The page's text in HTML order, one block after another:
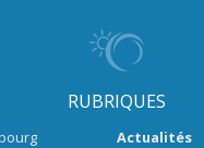
RUBRIQUES
Actualités